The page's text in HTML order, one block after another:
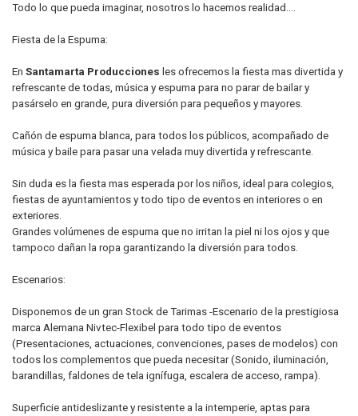
Todo lo que pueda imaginar, nosotros lo hacemos realidad....
Fiesta de la Espuma:
En Santamarta Producciones les ofrecemos la fiesta mas divertida y
refrescante de todas, música y espuma para no parar de bailar y
pasárselo en grande, pura diversión para pequeños y mayores.
Cañón de espuma blanca, para todos los públicos, acompañado de
música y baile para pasar una velada muy divertida y refrescante.
Sin duda es la fiesta mas esperada por los niños, ideal para colegios,
fiestas de ayuntamientos y todo tipo de eventos en interiores o en
exteriores.
Grandes volúmenes de espuma que no irritan la piel ni los ojos y que
tampoco dañan la ropa garantizando la diversión para todos.
Escenarios:
Disponemos de un gran Stock de Tarimas -Escenario de la prestigiosa
marca Alemana Nivtec-Flexibel para todo tipo de eventos
(Presentaciones, actuaciones, convenciones, pases de modelos) con
todos los complementos que pueda necesitar (Sonido, iluminación,
barandillas, faldones de tela ignífuga, escalera de acceso, rampa).
Superficie antideslizante y resistente a la intemperie, aptas para